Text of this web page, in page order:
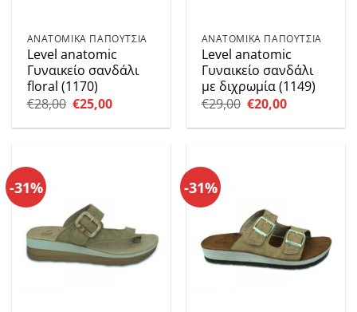
ΑΝΑΤΟΜΙΚΑ ΠΑΠΟΥΤΣΙΑ
Level anatomic
Γυναικείο σανδάλι
floral (1170)
€28,00 Original
price
was:
€25,00Η
τιμή
ΑΝΑΤΟΜΙΚΑ ΠΑΠΟΥΤΣΙΑ
Level anatomic
Γυναικείο σανδάλι
με διχρωμία (1149)
€29,00 Original
price
was:
€20,00Η
τιμή
-31% -31%